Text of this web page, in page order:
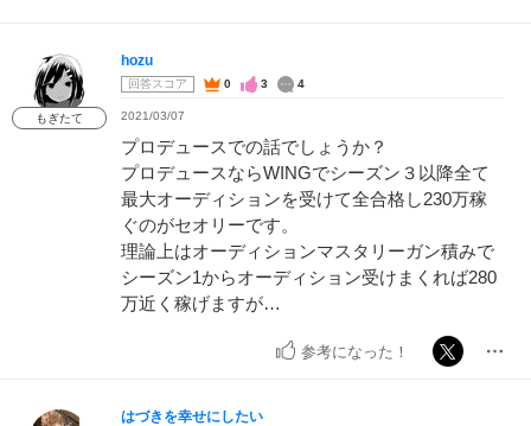
もぎたて
hozu
回答スコア 0 3 4
2021/03/07
プロデュースでの話でしょうか？
プロデュースならWINGでシーズン３以降全て
最大オーディションを受けて全合格し230万稼
ぐのがセオリーです。
理論上はオーディションマスタリーガン積みで
シーズン1からオーディション受けまくれば280
万近く稼げますが…
参考になった！
はづきを幸せにしたい